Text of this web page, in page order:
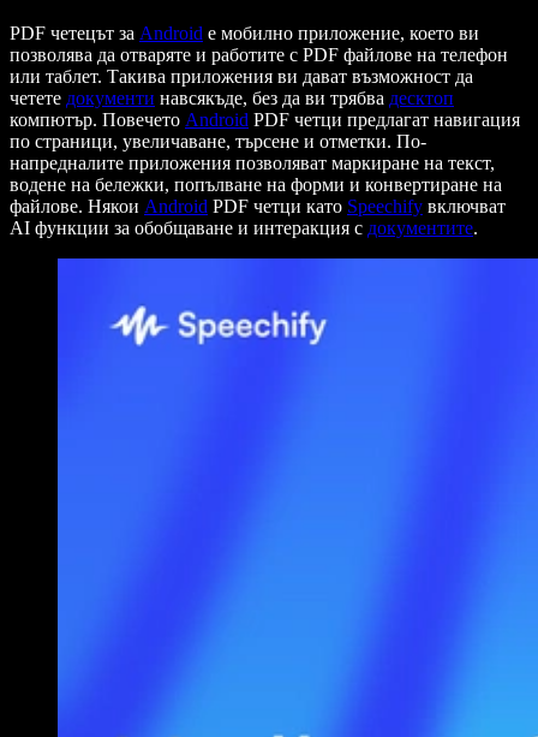
PDF четецът за Android е мобилно приложение, което ви
позволява да отваряте и работите с PDF файлове на телефон
или таблет. Такива приложения ви дават възможност да
четете документи навсякъде, без да ви трябва десктоп
компютър. Повечето Android PDF четци предлагат навигация
по страници, увеличаване, търсене и отметки. По-
напредналите приложения позволяват маркиране на текст,
водене на бележки, попълване на форми и конвертиране на
файлове. Някои Android PDF четци като Speechify включват
AI функции за обобщаване и интеракция с документите.